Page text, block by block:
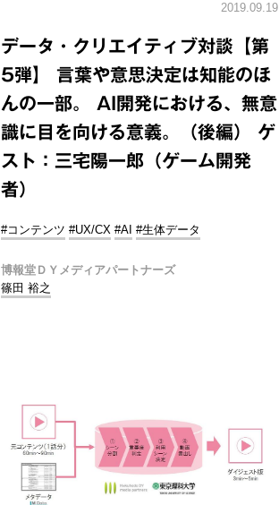
2019.09.19
データ・クリエイティブ対談【第
5弾】 言葉や意思決定は知能のほ
んの一部。 AI開発における、無意
識に目を向ける意義。（後編） ゲ
スト：三宅陽一郎（ゲーム開発
者）
#コンテンツ #UX/CX #AI #生体データ
博報堂ＤＹメディアパートナーズ
篠田 裕之